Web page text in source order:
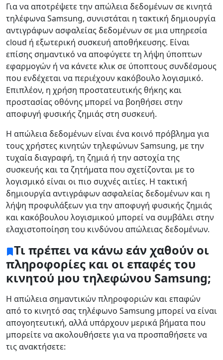
Για να αποτρέψετε την απώλεια δεδομένων σε κινητά
τηλέφωνα Samsung, συνιστάται η τακτική δημιουργία
αντιγράφων ασφαλείας δεδομένων σε μια υπηρεσία
cloud ή εξωτερική συσκευή αποθήκευσης. Είναι
επίσης σημαντικό να αποφύγετε τη λήψη ύποπτων
εφαρμογών ή να κάνετε κλικ σε ύποπτους συνδέσμους
που ενδέχεται να περιέχουν κακόβουλο λογισμικό.
Επιπλέον, η χρήση προστατευτικής θήκης και
προστασίας οθόνης μπορεί να βοηθήσει στην
αποφυγή φυσικής ζημιάς στη συσκευή.
Η απώλεια δεδομένων είναι ένα κοινό πρόβλημα για
τους χρήστες κινητών τηλεφώνων Samsung, με την
τυχαία διαγραφή, τη ζημιά ή την αστοχία της
συσκευής και τα ζητήματα που σχετίζονται με το
λογισμικό είναι οι πιο συχνές αιτίες. Η τακτική
δημιουργία αντιγράφων ασφαλείας δεδομένων και η
λήψη προφυλάξεων για την αποφυγή φυσικής ζημιάς
και κακόβουλου λογισμικού μπορεί να συμβάλει στην
ελαχιστοποίηση του κινδύνου απώλειας δεδομένων.
Τι πρέπει να κάνω εάν χαθούν οι
πληροφορίες και οι επαφές του
κινητού μου τηλεφώνου Samsung;
Η απώλεια σημαντικών πληροφοριών και επαφών
από το κινητό σας τηλέφωνο Samsung μπορεί να είναι
απογοητευτική, αλλά υπάρχουν μερικά βήματα που
μπορείτε να ακολουθήσετε για να προσπαθήσετε να
τις ανακτήσετε: